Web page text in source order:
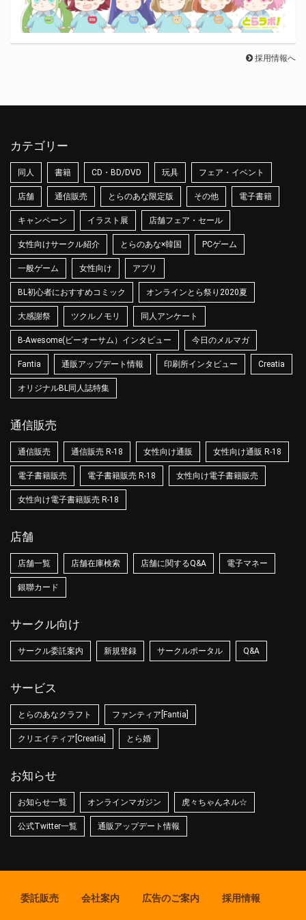
採用情報へ
カテゴリー
同人 書籍 CD・BD/DVD 玩具 フェア・イベント
店舗 通信販売 とらのあな限定版 その他 電子書籍
キャンペーン イラスト展 店舗フェア・セール
女性向けサークル紹介 とらのあな×韓国 PCゲーム
一般ゲーム 女性向け アプリ
BL初心者におすすめコミック オンラインとら祭り2020夏
大感謝祭 ツクルノモリ 同人アンケート
B-Awesome(ビーオーサム）インタビュー 今日のメルマガ
Fantia 通販アップデート情報 印刷所インタビュー Creatia
オリジナルBL同人誌特集
通信販売
通信販売 通信販売 R-18 女性向け通販 女性向け通販 R-18
電子書籍販売 電子書籍販売 R-18 女性向け電子書籍販売
女性向け電子書籍販売 R-18
店舗
店舗一覧 店舗在庫検索 店舗に関するQ&A 電子マネー
銀聯カード
サークル向け
サークル委託案内 新規登録 サークルポータル Q&A
サービス
とらのあなクラフト ファンティア[Fantia]
クリエイティア[Creatia] とら婚
お知らせ
お知らせ一覧 オンラインマガジン 虎々ちゃんネル☆
公式Twitter一覧 通販アップデート情報
委託販売 会社案内 広告のご案内 採用情報